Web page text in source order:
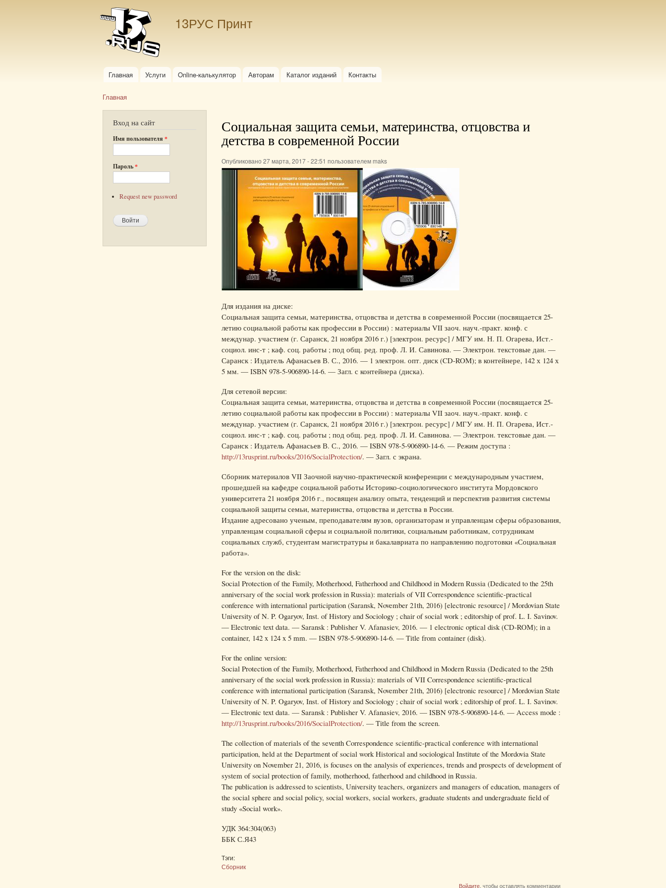
13РУС Принт
Главное меню
Главная Услуги Online-калькулятор Авторам Каталог изданий Контакты
Главная
Вход на сайт
Имя пользователя *
Пароль*
Request new password
Социальная защита семьи, материнства, отцовства и
детства в современной России
Опубликовано 27 марта, 2017 - 22:51 пользователем maks
Для издания на диске:
Социальная защита семьи, материнства, отцовства и детства в современной России (посвящается 25-
летию социальной работы как профессии в России) : материалы VII заоч. науч.-практ. конф. с
междунар. участием (г. Саранск, 21 ноября 2016 г.) [электрон. ресурс] / МГУ им. Н. П. Огарева, Ист.-
социол. инс-т ; каф. соц. работы ; под общ. ред. проф. Л. И. Савинова. — Электрон. текстовые дан. —
Саранск : Издатель Афанасьев В. С., 2016. — 1 электрон. опт. диск (CD-ROM); в контейнере, 142 х 124 х
5 мм. — ISBN 978-5-906890-14-6. — Загл. с контейнера (диска).
Для сетевой версии:
Социальная защита семьи, материнства, отцовства и детства в современной России (посвящается 25-
летию социальной работы как профессии в России) : материалы VII заоч. науч.-практ. конф. с
междунар. участием (г. Саранск, 21 ноября 2016 г.) [электрон. ресурс] / МГУ им. Н. П. Огарева, Ист.-
социол. инс-т ; каф. соц. работы ; под общ. ред. проф. Л. И. Савинова. — Электрон. текстовые дан. —
Саранск : Издатель Афанасьев В. С., 2016. — ISBN 978-5-906890-14-6. — Режим доступа :
http://13rusprint.ru/books/2016/SocialProtection/. — Загл. с экрана.
Сборник материалов VII Заочной научно-практической конференции с международным участием,
прошедшей на кафедре социальной работы Историко-социологического института Мордовского
университета 21 ноября 2016 г., посвящен анализу опыта, тенденций и перспектив развития системы
социальной защиты семьи, материнства, отцовства и детства в России.
Издание адресовано ученым, преподавателям вузов, организаторам и управленцам сферы образования,
управленцам социальной сферы и социальной политики, социальным работникам, сотрудникам
социальных служб, студентам магистратуры и бакалавриата по направлению подготовки «Социальная
работа».
For the version on the disk:
Social Protection of the Family, Motherhood, Fatherhood and Childhood in Modern Russia (Dedicated to the 25th
anniversary of the social work profession in Russia): materials of VII Correspondence scientific-practical
conference with international participation (Saransk, November 21th, 2016) [electronic resource] / Mordovian State
University of N. P. Ogaryov, Inst. of History and Sociology ; chair of social work ; editorship of prof. L. I. Savinov.
— Electronic text data. — Saransk : Publisher V. Afanasiev, 2016. — 1 electronic optical disk (CD-ROM); in a
container, 142 x 124 x 5 mm. — ISBN 978-5-906890-14-6. — Title from container (disk).
For the online version:
Social Protection of the Family, Motherhood, Fatherhood and Childhood in Modern Russia (Dedicated to the 25th
anniversary of the social work profession in Russia): materials of VII Correspondence scientific-practical
conference with international participation (Saransk, November 21th, 2016) [electronic resource] / Mordovian State
University of N. P. Ogaryov, Inst. of History and Sociology ; chair of social work ; editorship of prof. L. I. Savinov.
— Electronic text data. — Saransk : Publisher V. Afanasiev, 2016. — ISBN 978-5-906890-14-6. — Access mode :
http://13rusprint.ru/books/2016/SocialProtection/. — Title from the screen.
The collection of materials of the seventh Correspondence scientific-practical conference with international
participation, held at the Department of social work Historical and sociological Institute of the Mordovia State
University on November 21, 2016, is focuses on the analysis of experiences, trends and prospects of development of
system of social protection of family, motherhood, fatherhood and childhood in Russia.
The publication is addressed to scientists, University teachers, organizers and managers of education, managers of
the social sphere and social policy, social workers, social workers, graduate students and undergraduate field of
study «Social work».
УДК 364:304(063)
ББК С.Я43
Тэги:
Сборник
Войдите, чтобы оставлять комментарии